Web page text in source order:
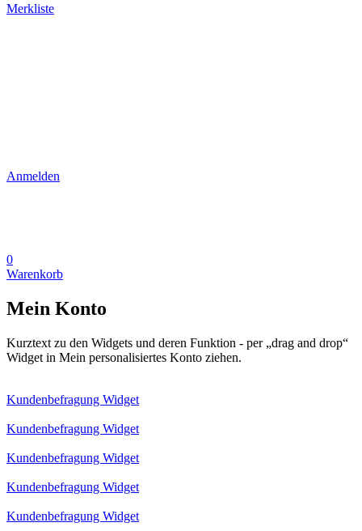
Merkliste
Anmelden
0
Warenkorb
Mein Konto
Kurztext zu den Widgets und deren Funktion - per „drag and drop“
Widget in Mein personalisiertes Konto ziehen.
Kundenbefragung Widget
Kundenbefragung Widget
Kundenbefragung Widget
Kundenbefragung Widget
Kundenbefragung Widget